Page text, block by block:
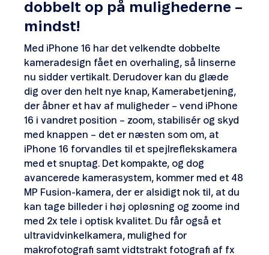
dobbelt op på mulighederne –
mindst!
Med iPhone 16 har det velkendte dobbelte
kameradesign fået en overhaling, så linserne
nu sidder vertikalt. Derudover kan du glæde
dig over den helt nye knap, Kamerabetjening,
der åbner et hav af muligheder – vend iPhone
16 i vandret position – zoom, stabilisér og skyd
med knappen – det er næsten som om, at
iPhone 16 forvandles til et spejlreflekskamera
med et snuptag. Det kompakte, og dog
avancerede kamerasystem, kommer med et 48
MP Fusion-kamera, der er alsidigt nok til, at du
kan tage billeder i høj opløsning og zoome ind
med 2x tele i optisk kvalitet. Du får også et
ultravidvinkelkamera, mulighed for
makrofotografi samt vidtstrakt fotografi af fx